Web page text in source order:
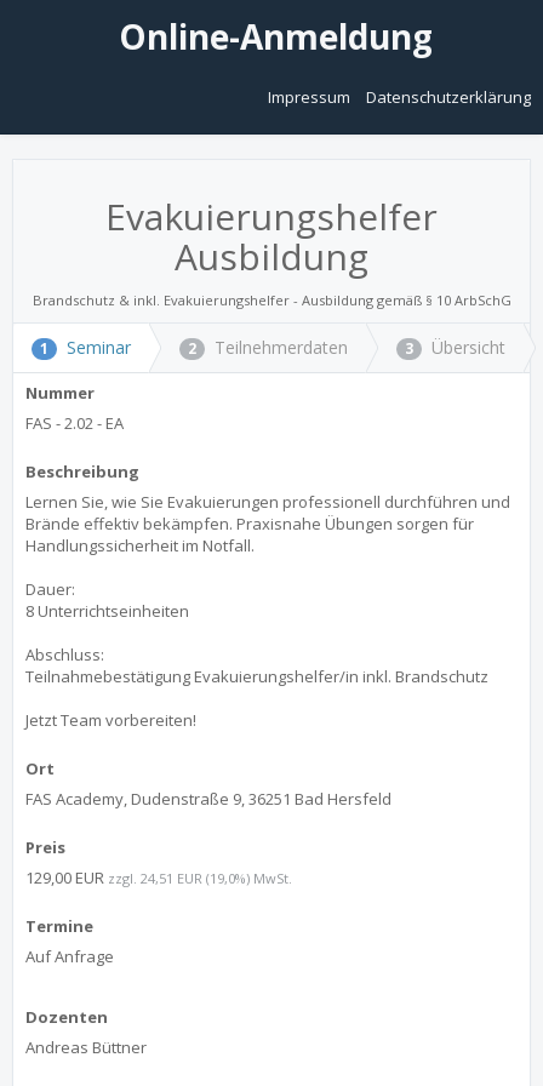
Online-Anmeldung
Impressum Datenschutzerklärung
Evakuierungshelfer
Ausbildung
Brandschutz & inkl. Evakuierungshelfer - Ausbildung gemäß § 10 ArbSchG
1 Seminar 2 Teilnehmerdaten 3 Übersicht
Nummer
FAS - 2.02 - EA
Beschreibung
Lernen Sie, wie Sie Evakuierungen professionell durchführen und
Brände effektiv bekämpfen. Praxisnahe Übungen sorgen für
Handlungssicherheit im Notfall.
Dauer:
8 Unterrichtseinheiten
Abschluss:
Teilnahmebestätigung Evakuierungshelfer/in inkl. Brandschutz
Jetzt Team vorbereiten!
Ort
FAS Academy, Dudenstraße 9, 36251 Bad Hersfeld
Preis
129,00 EUR zzgl. 24,51 EUR (19,0%) MwSt.
Termine
Auf Anfrage
Dozenten
Andreas Büttner